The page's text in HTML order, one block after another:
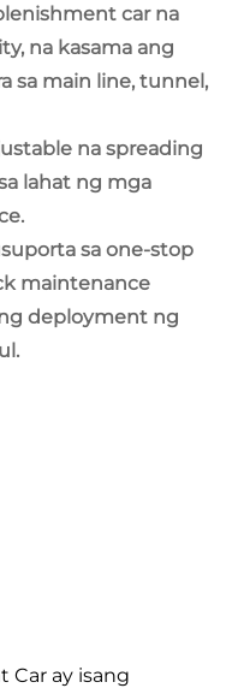
car na
na kasama ang
sa main line, tunnel,
na spreading
lahat ng mga
sa one-stop
maintenance
deployment ng
Car ay isang